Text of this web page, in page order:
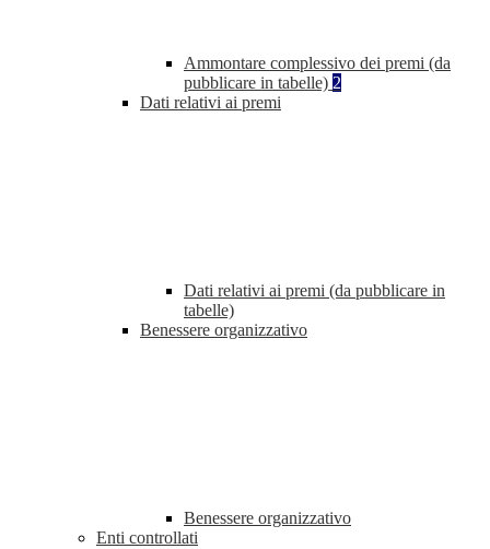
Ammontare complessivo dei premi (da
pubblicare in tabelle) 2
Dati relativi ai premi
Dati relativi ai premi (da pubblicare in
tabelle)
Benessere organizzativo
Benessere organizzativo
Enti controllati